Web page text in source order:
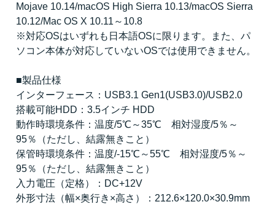
Mojave 10.14/macOS High Sierra 10.13/macOS Sierra
10.12/Mac OS X 10.11～10.8
※対応OSはいずれも日本語OSに限ります。また、パ
ソコン本体が対応していないOSでは使用できません。
■製品仕様
インターフェース：USB3.1 Gen1(USB3.0)/USB2.0
搭載可能HDD：3.5インチ HDD
動作時環境条件：温度/5℃～35℃ 相対湿度/5％～
95％（ただし、結露無きこと）
保管時環境条件：温度/-15℃～55℃ 相対湿度/5％～
95％（ただし、結露無きこと）
入力電圧（定格）：DC+12V
外形寸法（幅×奥行き×高さ）：212.6×120.0×30.9mm